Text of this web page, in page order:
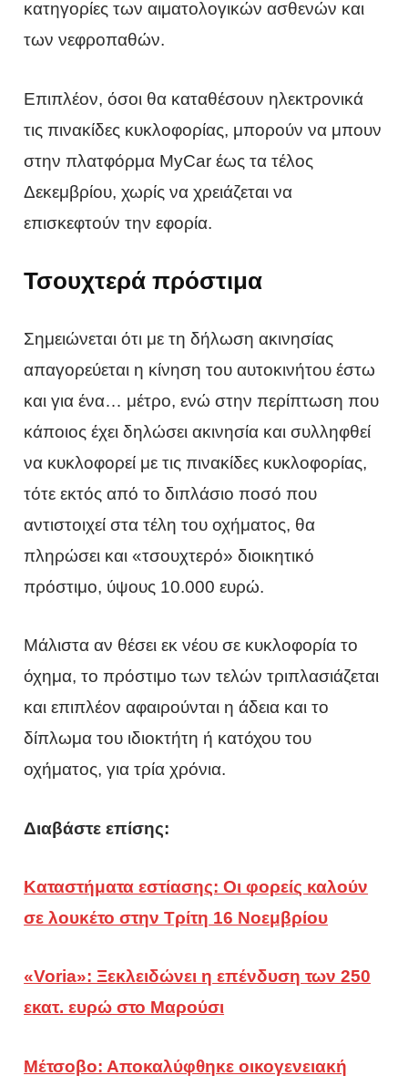
κατηγορίες των αιματολογικών ασθενών και
των νεφροπαθών.
Επιπλέον, όσοι θα καταθέσουν ηλεκτρονικά
τις πινακίδες κυκλοφορίας, μπορούν να μπουν
στην πλατφόρμα MyCar έως τα τέλος
Δεκεμβρίου, χωρίς να χρειάζεται να
επισκεφτούν την εφορία.
Τσουχτερά πρόστιμα
Σημειώνεται ότι με τη δήλωση ακινησίας
απαγορεύεται η κίνηση του αυτοκινήτου έστω
και για ένα… μέτρο, ενώ στην περίπτωση που
κάποιος έχει δηλώσει ακινησία και συλληφθεί
να κυκλοφορεί με τις πινακίδες κυκλοφορίας,
τότε εκτός από το διπλάσιο ποσό που
αντιστοιχεί στα τέλη του οχήματος, θα
πληρώσει και «τσουχτερό» διοικητικό
πρόστιμο, ύψους 10.000 ευρώ.
Μάλιστα αν θέσει εκ νέου σε κυκλοφορία το
όχημα, το πρόστιμο των τελών τριπλασιάζεται
και επιπλέον αφαιρούνται η άδεια και το
δίπλωμα του ιδιοκτήτη ή κατόχου του
οχήματος, για τρία χρόνια.
Διαβάστε επίσης:
Καταστήματα εστίασης: Οι φορείς καλούν
σε λουκέτο στην Τρίτη 16 Νοεμβρίου
«Voria»: Ξεκλειδώνει η επένδυση των 250
εκατ. ευρώ στο Μαρούσι
Μέτσοβο: Αποκαλύφθηκε οικογενειακή